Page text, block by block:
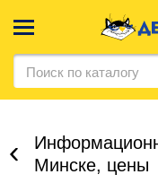
Минске, цены